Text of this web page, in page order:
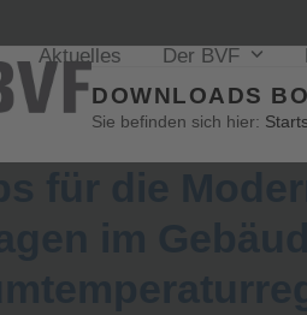
Aktuelles Der BVF
DOWNLOADS
Sie befinden sich hier: